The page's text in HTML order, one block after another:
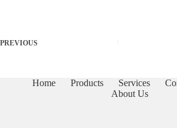
PREVIOUS
Home Products Services
About Us